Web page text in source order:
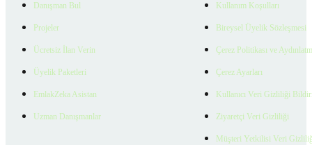
Danışman Bul
Projeler
Ücretsiz İlan Verin
Üyelik Paketleri
EmlakZeka Asistan
Uzman Danışmanlar
Kullanım Koşulları
Bireysel Üyelik Sözleşmesi
Çerez Politikası ve
Çerez Ayarları
Kullanıcı Veri Gizliliği
Ziyaretçi Veri Gizliliği
Müşteri Yetkilisi Veri